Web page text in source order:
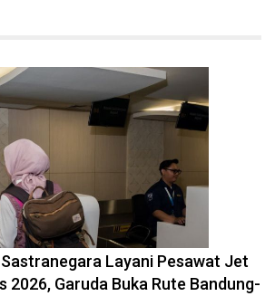
Layani Pesawat Jet
2026, Garuda Buka Rute Bandung-